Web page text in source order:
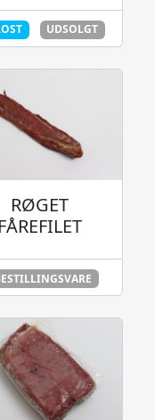
UDSOLGT
RØGET
FÅREFILET